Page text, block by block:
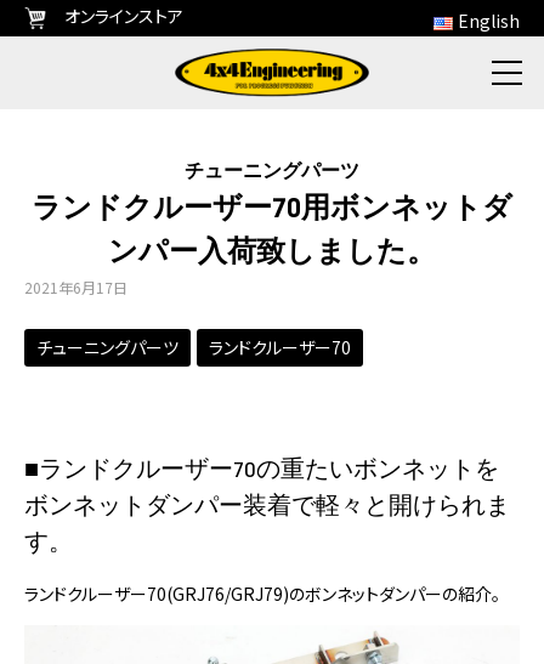
オンラインストア English
チューニングパーツ
ランドクルーザー70用ボンネットダ
ンパー入荷致しました。
2021年6月17日
チューニングパーツ ランドクルーザー70
■ランドクルーザー70の重たいボンネットを
ボンネットダンパー装着で軽々と開けられま
す。
ランドクルーザー70(GRJ76/GRJ79)のボンネットダンパーの紹介。